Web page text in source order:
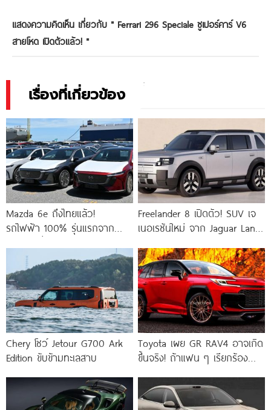
แสดงความคิดเห็น เกี่ยวกับ " Ferrari 296 Speciale ซูเปอร์คาร์ V6
สายโหด เปิดตัวแล้ว! "
เรื่องที่เกี่ยวข้อง
Mazda 6e ถึงไทยแล้ว!
รถไฟฟ้า 100% รุ่นแรกจาก
Freelander 8 เปิดตัว! SUV เจ
เนอเรชันใหม่ จาก Jaguar Land
Chery โชว์ Jetour G700 Ark
Edition ขับข้ามทะเลสาบ
Toyota เผย GR RAV4 อาจเกิด
ขึ้นจริง! ถ้าแฟน ๆ เรียกร้อง